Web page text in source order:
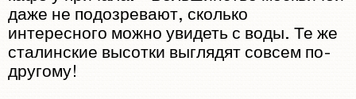
даже не подозревают, сколько
интересного можно увидеть с воды. Те же
сталинские высотки выглядят совсем по-
другому!